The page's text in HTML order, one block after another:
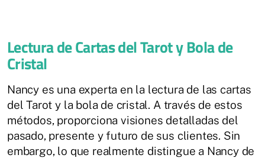
Lectura de Cartas del Tarot y Bola de
Cristal
Nancy es una experta en la lectura de las cartas
del Tarot y la bola de cristal. A través de estos
métodos, proporciona visiones detalladas del
pasado, presente y futuro de sus clientes. Sin
embargo, lo que realmente distingue a Nancy de